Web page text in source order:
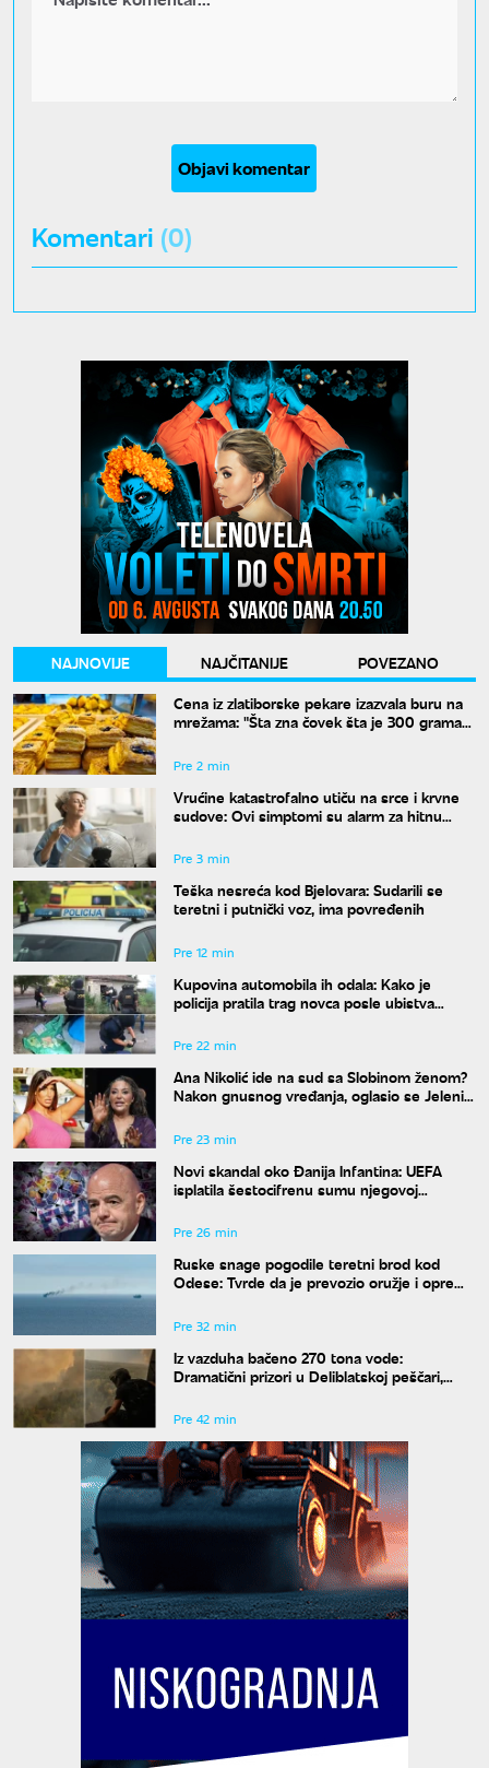
Objavi komentar
Komentari (0)
NAJNOVIJE NAJČITANIJE
POVEZANO
Cena iz zlatiborske pekare izazvala buru na
mrežama: "Šta zna čovek šta je 300 grama
Pre 2 min
Vrućine katastrofalno utiču na srce i krvne
sudove: Ovi simptomi su alarm za hitnu
Pre 3 min
Teška nesreća kod Bjelovara: Sudarili se
teretni i putnički voz, ima povređenih
Pre 12 min
Kupovina automobila ih odala: Kako je
policija pratila trag novca posle ubistva
Pre 22 min
Ana Nikolić ide na sud sa Slobinom ženom?
Nakon gnusnog vređanja, oglasio se Jelenin
Pre 23 min
Novi skandal oko Đanija Infantina: UEFA
isplatila šestocifrenu sumu njegovoj
Pre 26 min
Ruske snage pogodile teretni brod kod
Odese: Tvrde da je prevozio oružje i opremu
Pre 32 min
Iz vazduha bačeno 270 tona vode:
Dramatični prizori u Deliblatskoj peščari,
stihijom
Pre 42 min